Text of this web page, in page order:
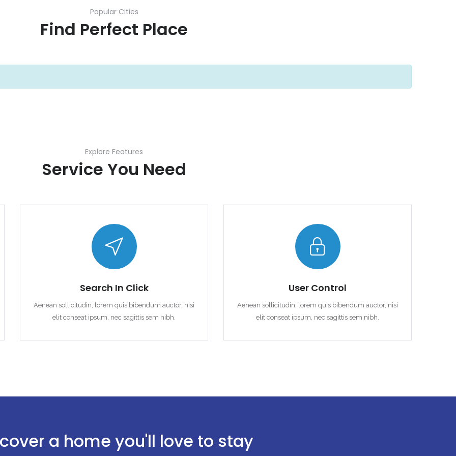
Popular Cities
Find Perfect Place
Explore Features
Service You Need
Search In Click
Aenean sollicitudin, lorem quis bibendum auctor, nisi
elit conseat ipsum, nec sagittis sem nibh.
User Control
Aenean sollicitudin, lorem quis bibendum auctor, nisi
elit conseat ipsum, nec sagittis sem nibh.
a home you'll love to stay